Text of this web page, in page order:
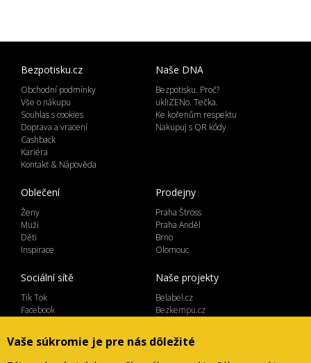
Vaše súkromie je pre nás dôležité
Bezpotisku.cz
Obchodní podmínky
Vše o nákupu
Souhlas s cookies
Doprava a vracení
Cashback
Kariéra
Kontakt & Nápověda
Naše DNA
Bezpotisku. Proč?
ukliZENo. Tečka.
Ke kořenům respektu
Nakupuj s QR kódy
Oblečení
Ženy
Muži
Děti
Inspirace
Prodejny
Praha Štross
Praha Anděl
Brno
Olomouc
Sociální sítě
Tik Tok
Facebook
Naše projekty
Belabel.cz
Bezkempu.cz